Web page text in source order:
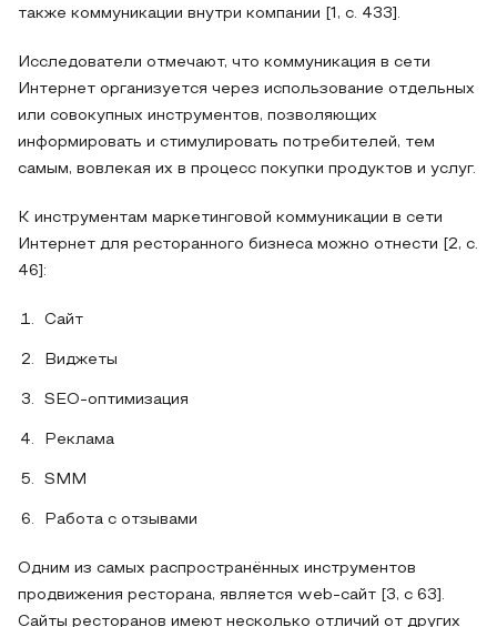
также коммуникации внутри компании [1, с. 433].
Исследователи отмечают, что коммуникация в сети
Интернет организуется через использование отдельных
или совокупных инструментов, позволяющих
информировать и стимулировать потребителей, тем
самым, вовлекая их в процесс покупки продуктов и услуг.
К инструментам маркетинговой коммуникации в сети
Интернет для ресторанного бизнеса можно отнести [2, с.
46]:
Сайт
Виджеты
SEO-оптимизация
Реклама
SMM
Работа с отзывами
Одним из самых распространённых инструментов
продвижения ресторана, является web-сайт [3, с 63].
Сайты ресторанов имеют несколько отличий от других